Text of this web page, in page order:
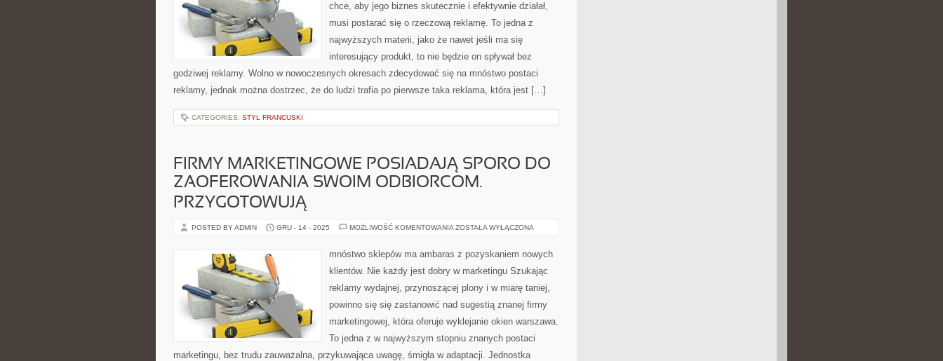
SWOJEJ
TRZEBA
chce, aby jego biznes skutecznie i efektywnie działał,
musi postarać się o rzeczową reklamę. To jedna z
najwyższych materii, jako że nawet jeśli ma się
interesujący produkt, to nie będzie on spływał bez
godziwej reklamy. Wolno w nowoczesnych okresach zdecydować się na mnóstwo postaci
reklamy, jednak można dostrzec, że do ludzi trafia po pierwsze taka reklama, która jest […]
CATEGORIES: STYL FRANCUSKI
FIRMY MARKETINGOWE POSIADAJĄ SPORO DO
ZAOFEROWANIA SWOIM ODBIORCOM.
PRZYGOTOWUJĄ
POSTED BY ADMIN GRU - 14 - 2025 MOŻLIWOŚĆ KOMENTOWANIA FIRMY
DO
SWOIM
PRZYGOTOWUJĄ
ZOSTAŁA WYŁĄCZONA
mnóstwo sklepów ma ambaras z pozyskaniem nowych
klientów. Nie każdy jest dobry w marketingu Szukając
reklamy wydajnej, przynoszącej plony i w miarę taniej,
powinno się się zastanowić nad sugestią znanej firmy
marketingowej, która oferuje wyklejanie okien warszawa.
To jedna z w najwyższym stopniu znanych postaci
marketingu, bez trudu zauważalna, przykuwająca uwagę, śmigła w adaptacji. Jednostka